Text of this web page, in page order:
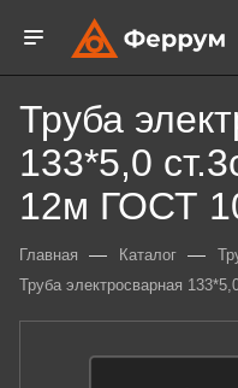
Труба
133*5,0
12м ГОСТ
Главная — Каталог —
Труба электросварная